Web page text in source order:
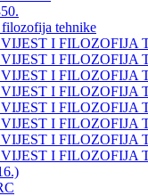
tehnike
I FILOZOFIJA
I FILOZOFIJA
I FILOZOFIJA
I FILOZOFIJA
I FILOZOFIJA
I FILOZOFIJA
I FILOZOFIJA
I FILOZOFIJA